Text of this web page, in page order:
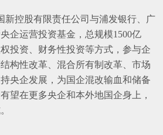
新控股有限责任公司与浦发银行、广
企运营投资基金，总规模1500亿
投资、财务性投资等方式，参与企
构性改革、混合所有制改革、市场
央企发展，为国企混改输血和储备
望在更多央企和本外地国企身上，